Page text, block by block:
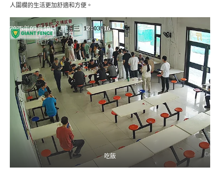
人圍欄的生活更加舒適和方便。
吃飯